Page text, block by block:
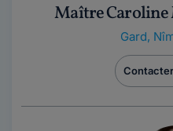
Maître Caroline
Gard,